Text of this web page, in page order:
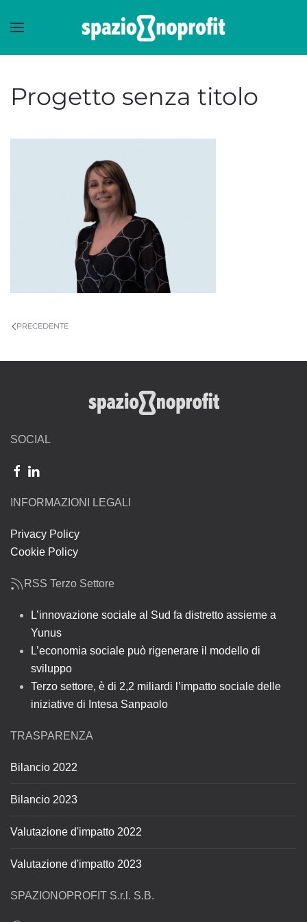
Skip to main content
Progetto senza titolo
PRECEDENTE
SOCIAL
INFORMAZIONI LEGALI
Privacy Policy
Cookie Policy
RSS Terzo Settore
L’innovazione sociale al Sud fa distretto assieme a
Yunus
L’economia sociale può rigenerare il modello di
sviluppo
Terzo settore, è di 2,2 miliardi l’impatto sociale delle
iniziative di Intesa Sanpaolo
TRASPARENZA
Bilancio 2022
Bilancio 2023
Valutazione d'impatto 2022
Valutazione d'impatto 2023
SPAZIONOPROFIT S.r.l. S.B.